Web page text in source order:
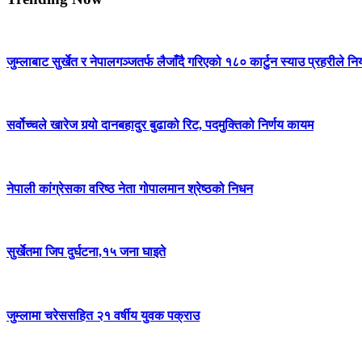
जुम्लाबाट सुर्खेत र नेपालगञ्जतर्फ लैजाँदै गरिएको १८० कार्टुन स्याउ प्रहरीले
सर्वोच्चले खारेज गर्‍यो दानबहादुर बुढाको रिट, पदमुक्तिको निर्णय कायम
नेपाली कांग्रेसका वरिष्ठ नेता गोपालमान श्रेष्ठको निधन
सुर्खेतमा जिप दुर्घटना,१५ जना घाइते
जुम्लामा चरेससहित २१ वर्षीय युवक पक्राउ